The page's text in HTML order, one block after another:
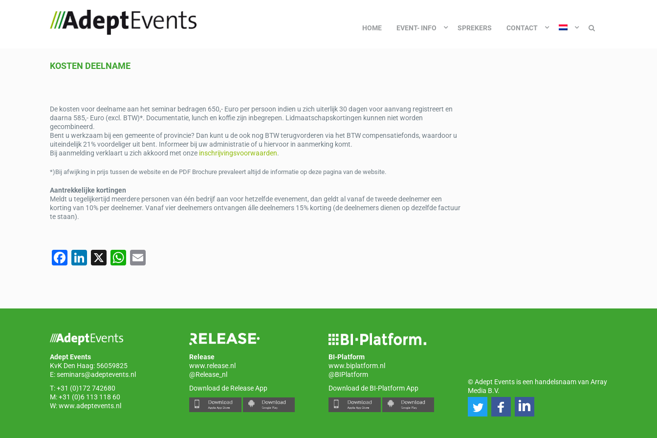
HOME EVENT- INFO SPREKERS CONTACT
KOSTEN DEELNAME
De kosten voor deelname aan het seminar bedragen 650,- Euro per persoon indien u zich uiterlijk 30 dagen voor aanvang registreert en
daarna 585,- Euro (excl. BTW)*. Documentatie, lunch en koffie zijn inbegrepen. Lidmaatschapskortingen kunnen niet worden
gecombineerd.
Bent u werkzaam bij een gemeente of provincie? Dan kunt u de ook nog BTW terugvorderen via het BTW compensatiefonds, waardoor u
uiteindelijk 21% voordeliger uit bent. Informeer bij uw administratie of u hiervoor in aanmerking komt.
Bij aanmelding verklaart u zich akkoord met onze inschrijvingsvoorwaarden.
*)Bij afwijking in prijs tussen de website en de PDF Brochure prevaleert altijd de informatie op deze pagina van de website.
Aantrekkelijke kortingen
Meldt u tegelijkertijd meerdere personen van één bedrijf aan voor hetzelfde evenement, dan geldt al vanaf de tweede deelnemer een
korting van 10% per deelnemer. Vanaf vier deelnemers ontvangen álle deelnemers 15% korting (de deelnemers dienen op dezelfde factuur
te staan).
F
e
o
o
k
Li
e
n
X W
s
Adept Events
KvK Den Haag: 56059825
E:seminars@adeptevents.nl
T: +31 (0)172 742680
M: +31 (0)6 113 118 60
W:www.adeptevents.nl
Release
www.release.nl
@Release_nl
Download de Release App
BI-Platform
www.biplatform.nl
@BIPlatform
Download de BI-Platform App
© Adept Events is een handelsnaam van Array
Media B.V.